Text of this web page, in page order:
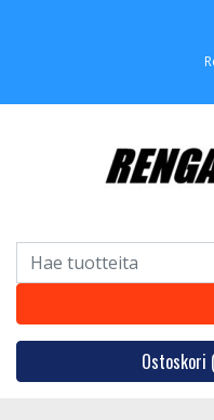
Ostoskori (